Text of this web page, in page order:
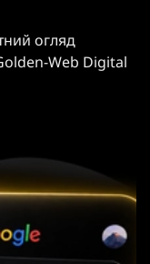
огляд
Web Digital